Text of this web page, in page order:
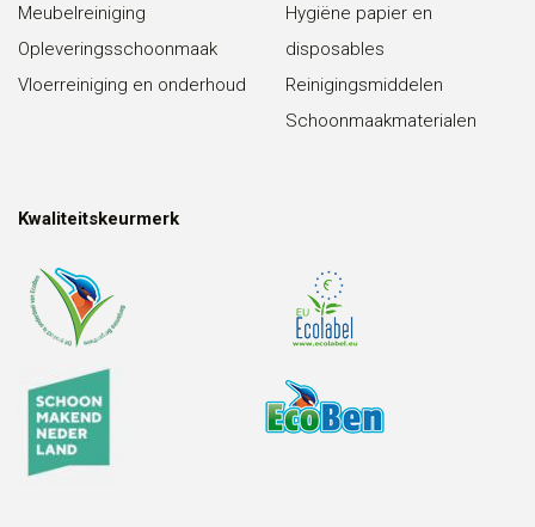
Meubelreiniging
Opleveringsschoonmaak
Vloerreiniging en onderhoud
Hygiëne papier en
disposables
Reinigingsmiddelen
Schoonmaakmaterialen
Kwaliteitskeurmerk